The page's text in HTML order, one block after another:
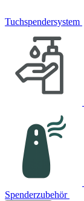
Tuchspendersystem
Spenderzubehör